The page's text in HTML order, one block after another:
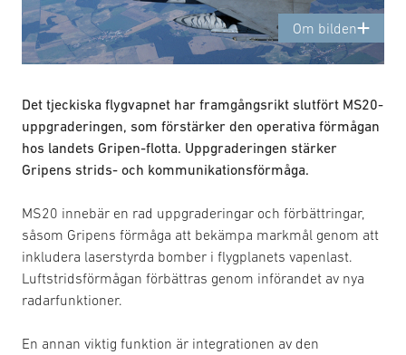
Om bilden
Det tjeckiska flygvapnet har framgångsrikt slutfört MS20-
uppgraderingen, som förstärker den operativa förmågan
hos landets Gripen-flotta. Uppgraderingen stärker
Gripens strids- och kommunikationsförmåga.
MS20 innebär en rad uppgraderingar och förbättringar,
såsom Gripens förmåga att bekämpa markmål genom att
inkludera laserstyrda bomber i flygplanets vapenlast.
Luftstridsförmågan förbättras genom införandet av nya
radarfunktioner.
En annan viktig funktion är integrationen av den